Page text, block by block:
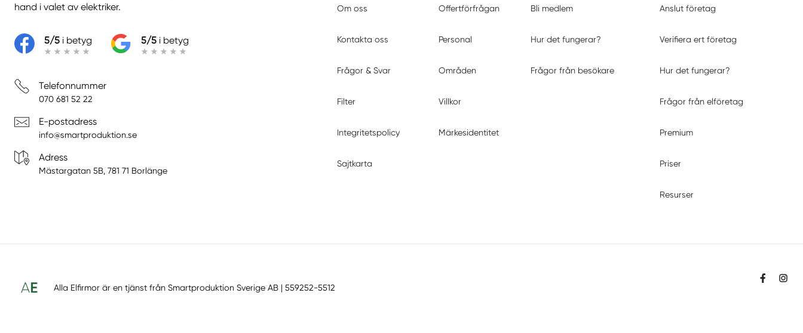
hand i valet av elektriker.
5/5 i betyg 5/5 i betyg
Telefonnummer
070 681 52 22
E-postadress
info@smartproduktion.se
Adress
Mästargatan 5B, 781 71 Borlänge
Om oss Offertförfrågan
Kontakta oss Personal
Frågor & Svar Områden
Filter Villkor
Integritetspolicy Märkesidentitet
Sajtkarta
Bli medlem
Hur det fungerar?
Frågor från besökare
Anslut företag
Verifiera ert företag
Hur det fungerar?
Frågor från elföretag
Premium
Priser
Resurser
Alla Elfirmor är en tjänst från Smartproduktion Sverige AB | 559252-5512